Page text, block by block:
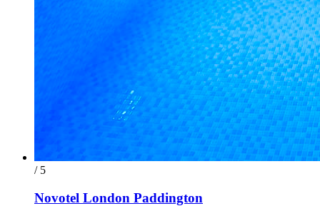
/ 5
Novotel London Paddington